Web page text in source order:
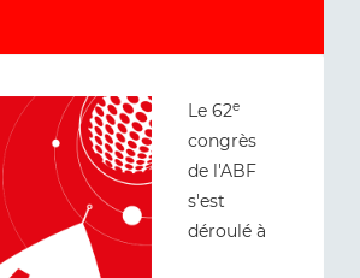
Le 62e
congrès
de l'ABF
s'est
déroulé à